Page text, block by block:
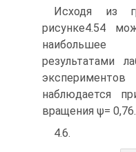
Исходя из
рисунке4.54
наибольшее
результатами
наблюдается
вращения ψ= 0,76.
4.6.